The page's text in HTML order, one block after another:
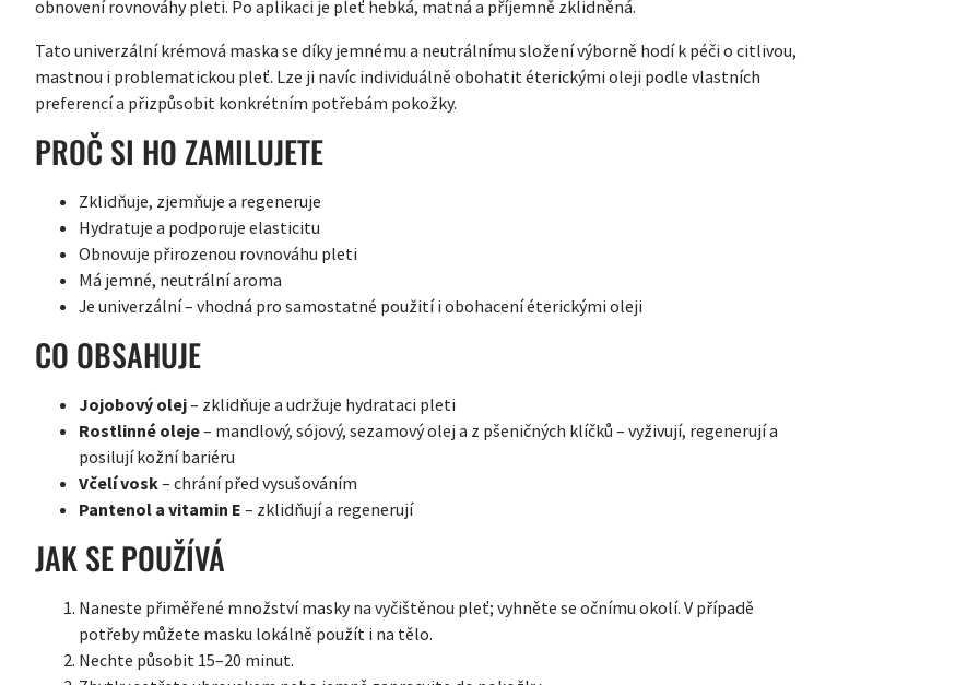
obnovení rovnováhy pleti. Po aplikaci je pleť hebká, matná a příjemně zklidněná.
Tato univerzální krémová maska se díky jemnému a neutrálnímu složení výborně hodí k péči o citlivou,
mastnou i problematickou pleť. Lze ji navíc individuálně obohatit éterickými oleji podle vlastních
preferencí a přizpůsobit konkrétním potřebám pokožky.
PROČ SI HO ZAMILUJETE
Zklidňuje, zjemňuje a regeneruje
Hydratuje a podporuje elasticitu
Obnovuje přirozenou rovnováhu pleti
Má jemné, neutrální aroma
Je univerzální – vhodná pro samostatné použití i obohacení éterickými oleji
CO OBSAHUJE
Jojobový olej– zklidňuje a udržuje hydrataci pleti
Rostlinné oleje– mandlový, sójový, sezamový olej a z pšeničných klíčků – vyživují, regenerují a
posilují kožní bariéru
Včelí vosk– chrání před vysušováním
Pantenol a vitamin E – zklidňují a regenerují
JAK SE POUŽÍVÁ
Naneste přiměřené množství masky na vyčištěnou pleť; vyhněte se očnímu okolí. V případě
potřeby můžete masku lokálně použít i na tělo.
Nechte působit 15–20 minut.